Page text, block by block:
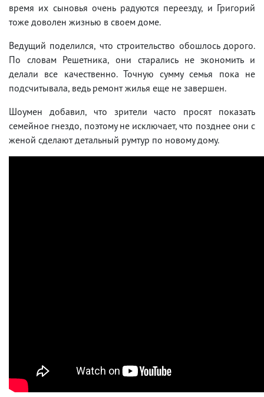
время их сыновья очень радуются переезду, и Григорий
тоже доволен жизнью в своем доме.
Ведущий поделился, что строительство обошлось дорого.
По словам Решетника, они старались не экономить и
делали все качественно. Точную сумму семья пока не
подсчитывала, ведь ремонт жилья еще не завершен.
Шоумен добавил, что зрители часто просят показать
семейное гнездо, поэтому не исключает, что позднее они с
женой сделают детальный румтур по новому дому.